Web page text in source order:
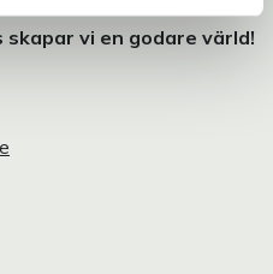
vi en godare värld!